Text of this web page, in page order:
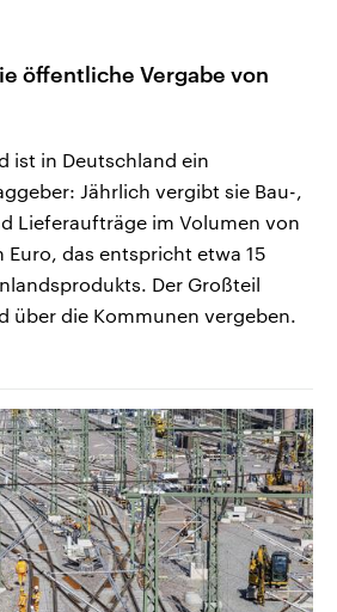
öffentliche Vergabe von
ist in Deutschland ein
Jährlich vergibt sie Bau-,
Lieferaufträge im Volumen von
das entspricht etwa 15
Der Großteil
über die Kommunen vergeben.